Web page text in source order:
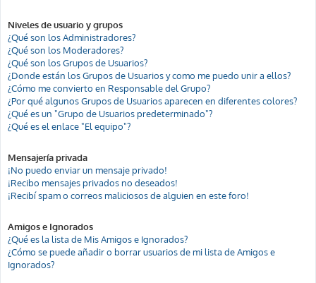
Niveles de usuario y grupos
¿Qué son los Administradores?
¿Qué son los Moderadores?
¿Qué son los Grupos de Usuarios?
¿Donde están los Grupos de Usuarios y como me puedo unir a ellos?
¿Cómo me convierto en Responsable del Grupo?
¿Por qué algunos Grupos de Usuarios aparecen en diferentes colores?
¿Qué es un "Grupo de Usuarios predeterminado"?
¿Qué es el enlace "El equipo"?
Mensajería privada
¡No puedo enviar un mensaje privado!
¡Recibo mensajes privados no deseados!
¡Recibí spam o correos maliciosos de alguien en este foro!
Amigos e Ignorados
¿Qué es la lista de Mis Amigos e Ignorados?
¿Cómo se puede añadir o borrar usuarios de mi lista de Amigos e
Ignorados?